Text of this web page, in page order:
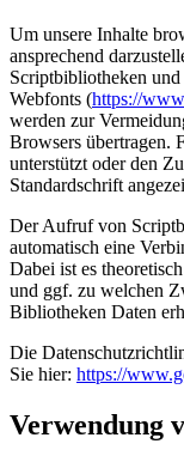
Um unsere Inhalte
ansprechend
Scriptbibliotheken
Webfonts (https://
werden zur
Browsers übertragen.
unterstützt oder den
Standardschrift
Der Aufruf von
automatisch eine
Dabei ist es
und ggf. zu welchen
Bibliotheken Daten
Die
Sie hier: https://
Verwendung